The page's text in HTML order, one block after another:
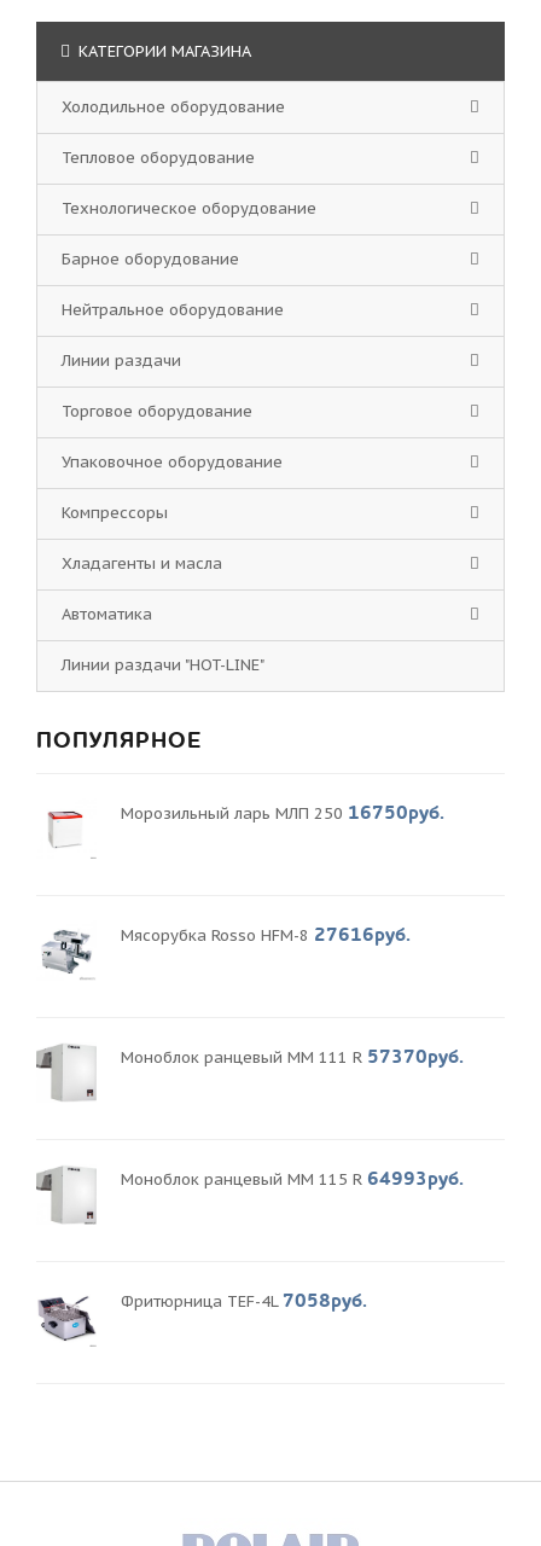
КАТЕГОРИИ МАГАЗИНА
Холодильное оборудование
Тепловое оборудование
Технологическое оборудование
Барное оборудование
Нейтральное оборудование
Линии раздачи
Торговое оборудование
Упаковочное оборудование
Компрессоры
Хладагенты и масла
Автоматика
Линии раздачи "HOT-LINE"
ПОПУЛЯРНОЕ
Морозильный ларь МЛП 250 16750руб.
Мясорубка Rosso HFM-8 27616руб.
Моноблок ранцевый MM 111 R 57370руб.
Моноблок ранцевый MM 115 R 64993руб.
Фритюрница TEF-4L 7058руб.